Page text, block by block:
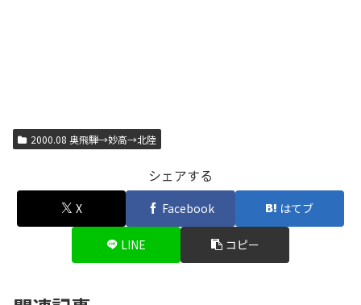
2000.08 奥飛騨→妙高→北陸
シェアする
X Facebook はてブ
LINE コピー